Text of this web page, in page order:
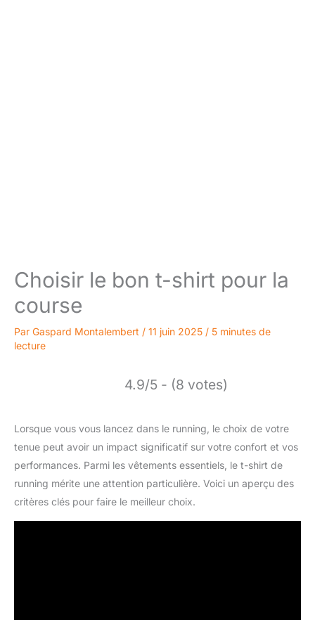
Choisir le bon t-shirt pour la
course
Par Gaspard Montalembert / 11 juin 2025 / 5 minutes de
lecture
4.9/5 - (8 votes)
Lorsque vous vous lancez dans le running, le choix de votre
tenue peut avoir un impact significatif sur votre confort et vos
performances. Parmi les vêtements essentiels, le t-shirt de
running mérite une attention particulière. Voici un aperçu des
critères clés pour faire le meilleur choix.